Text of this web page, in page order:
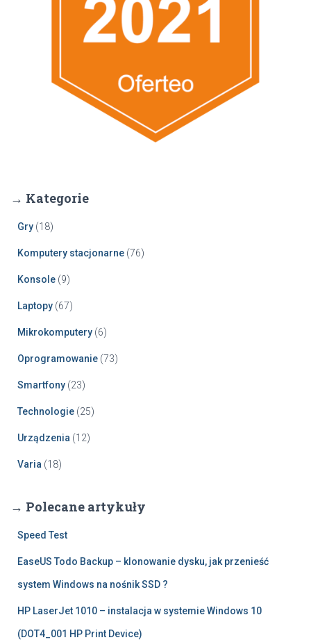
→ Kategorie
Gry (18)
Komputery stacjonarne (76)
Konsole (9)
Laptopy (67)
Mikrokomputery (6)
Oprogramowanie (73)
Smartfony (23)
Technologie (25)
Urządzenia (12)
Varia (18)
→ Polecane artykuły
Speed Test
EaseUS Todo Backup – klonowanie dysku, jak przenieść
system Windows na nośnik SSD ?
HP LaserJet 1010 – instalacja w systemie Windows 10
(DOT4_001 HP Print Device)